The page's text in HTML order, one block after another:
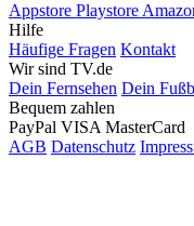
Appstore Playstore
Hilfe
Häufige Fragen Kontakt
Wir sind TV.de
Dein Fernsehen Dein
Bequem zahlen
PayPal VISA MasterCard
AGB Datenschutz